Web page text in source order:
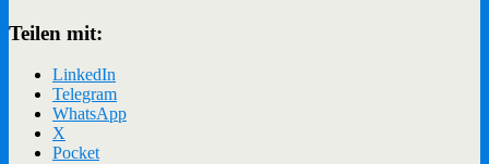
Teilen mit:
LinkedIn
Telegram
WhatsApp
X
Pocket